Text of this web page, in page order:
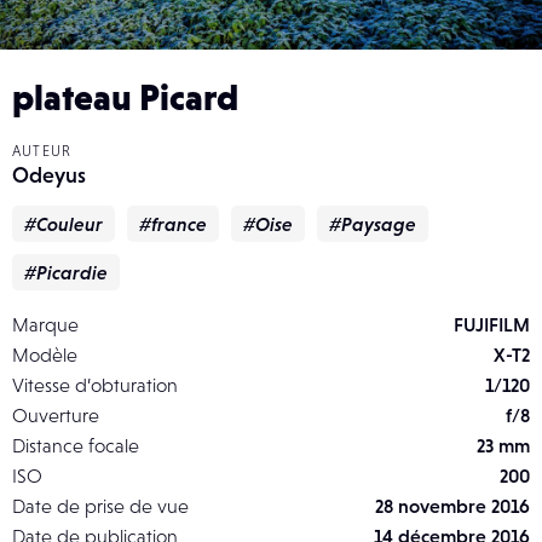
plateau Picard
AUTEUR
Odeyus
#Couleur #france #Oise #Paysage
#Picardie
Marque
FUJIFILM
Modèle
X-T2
Vitesse d’obturation
1/120
Ouverture
f/8
Distance focale
23 mm
ISO
200
Date de prise de vue
28 novembre 2016
Date de publication
14 décembre 2016